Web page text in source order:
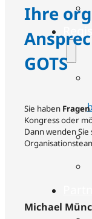
Ihre
GOTS
Sie haben Fragen
Kongress oder
Dann wenden
Michael